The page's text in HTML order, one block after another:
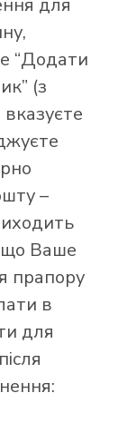
для
“Додати
(з
вказуєте
–
що Ваше
прапору
в
для